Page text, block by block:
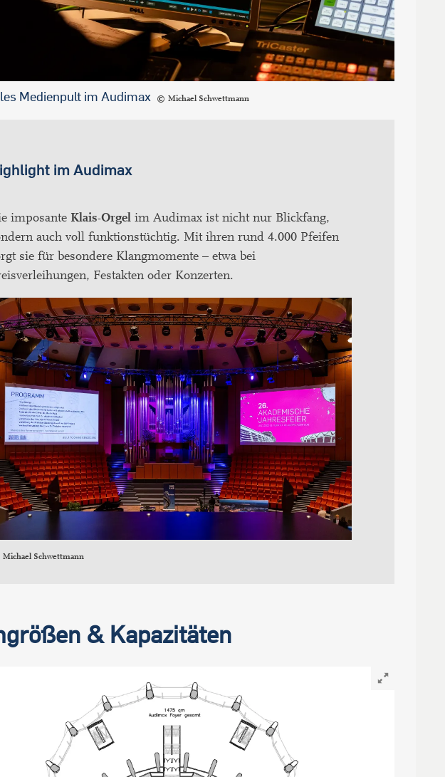
Medienpult im Audimax Michael Schwettmann
im Audimax
imposante Klais-Orgel im Audimax ist nicht nur Blickfang,
auch voll funktionstüchtig. Mit ihren rund 4.000 Pfeifen
sie für besondere Klangmomente – etwa bei
Festakten oder Konzerten.
Michael Schwettmann
& Kapazitäten